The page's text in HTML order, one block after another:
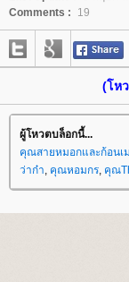
Comments :
19
(โห
ผู้โหวตบล็อกนี้...
คุณสายหมอกและก้อนเ
ว่าก๋า, คุณหอมกร, คุณ